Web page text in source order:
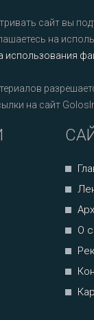
сайт вы
на
использования
на сайт
О